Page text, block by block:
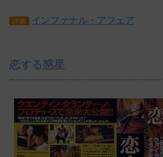
詳細 インファナル・アフェア
恋する惑星